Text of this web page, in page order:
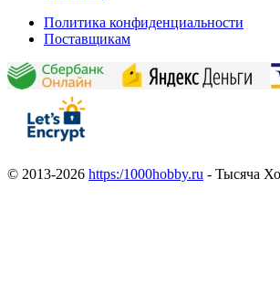
Политика конфиденциальности
Поставщикам
© 2013-2026 https:/1000hobby.ru - Тысяча